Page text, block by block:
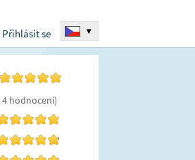
Přihlásit se ▾
4hodnocení)